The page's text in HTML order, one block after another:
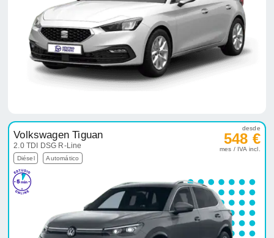
Volkswagen Tiguan
2.0 TDI DSG R-Line
Diésel Automático
desde
548 €
mes / IVA incl.